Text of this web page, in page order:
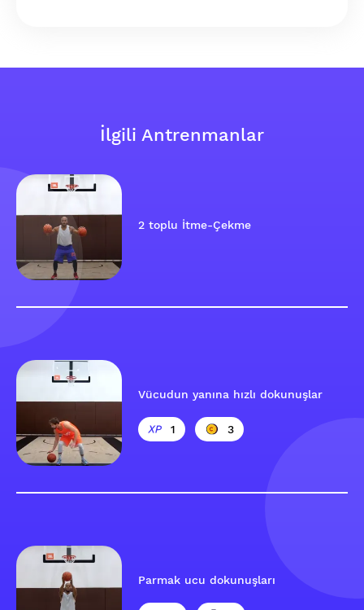
İlgili Antrenmanlar
2 toplu İtme-Çekme
Vücudun yanına hızlı dokunuşlar
1 3
Parmak ucu dokunuşları